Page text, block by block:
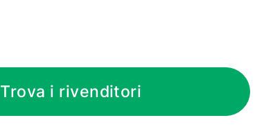
Trova i rivenditori